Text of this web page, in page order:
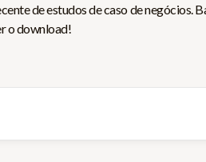
de estudos de caso de negócios.
o download!